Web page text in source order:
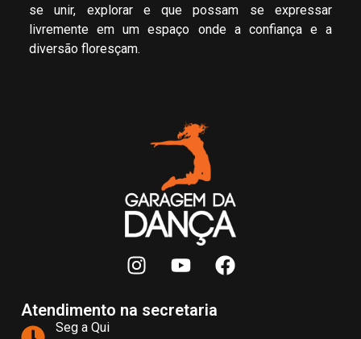
se unir, explorar e que possam se expressar
livremente em um espaço onde a confiança e a
diversão floresçam.
Atendimento na secretaria
Seg a Qui